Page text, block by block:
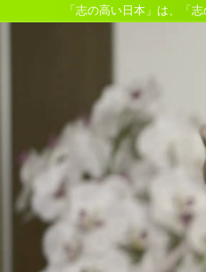
「志の高い日本」は、「